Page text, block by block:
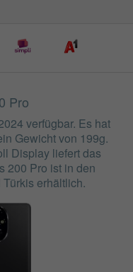
Pro
verfügbar. Es hat
Gewicht von 199g.
Display liefert das
200 Pro ist in den
erhältlich.